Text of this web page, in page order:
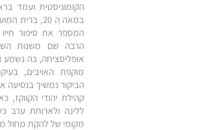
הקומוניסטית ועמד
במאה ה 20,
המספר את סיפור
הרבה שם משנות
אופליסציחה, בה נשמע
מוקפת האויבים,
הביקור נמשיך בנסיעה
קהילת יהודי הקווקז,
ללינה ולארוחת ערב
מקומי של להקת מחול